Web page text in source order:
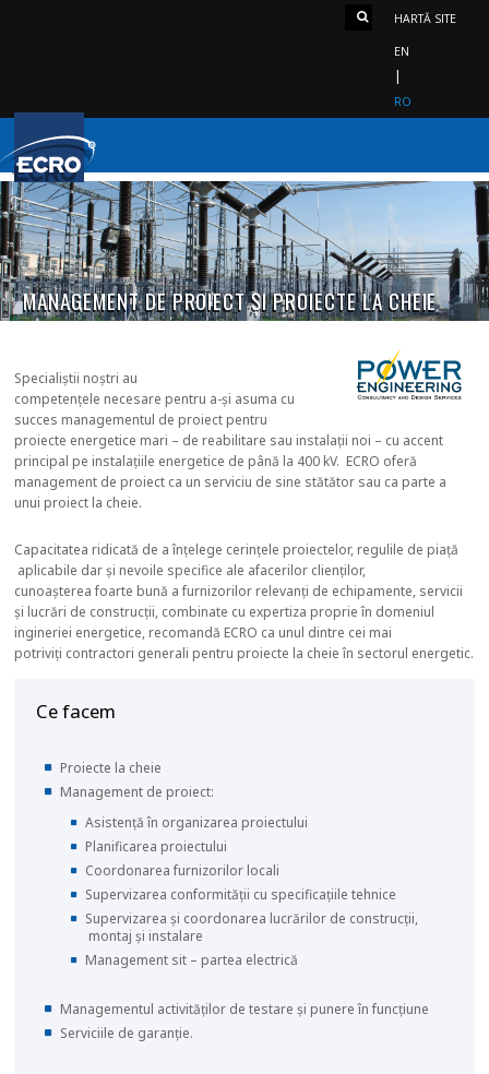
HARTĂ SITE
EN
RO
MANAGEMENT DE PROIECT ȘI PROIECTE LA CHEIE
Specialiștii noștri au
competențele necesare pentru a-și asuma cu
succes managementul de proiect pentru
proiecte energetice mari – de reabilitare sau instalații noi – cu accent
principal pe instalațiile energetice de până la 400 kV. ECRO oferă
management de proiect ca un serviciu de sine stătător sau ca parte a
unui proiect la cheie.
Capacitatea ridicată de a înțelege cerințele proiectelor, regulile de piață
aplicabile dar și nevoile specifice ale afacerilor clienților,
cunoașterea foarte bună a furnizorilor relevanți de echipamente, servicii
și lucrări de construcții, combinate cu expertiza proprie în domeniul
ingineriei energetice, recomandă ECRO ca unul dintre cei mai
potriviți contractori generali pentru proiecte la cheie în sectorul energetic.
Ce facem
Proiecte la cheie
Management de proiect:
Asistență în organizarea proiectului
Planificarea proiectului
Coordonarea furnizorilor locali
Supervizarea conformității cu specificațiile tehnice
Supervizarea și coordonarea lucrărilor de construcții,
montaj și instalare
Management sit – partea electrică
Managementul activităților de testare și punere în funcțiune
Serviciile de garanție.